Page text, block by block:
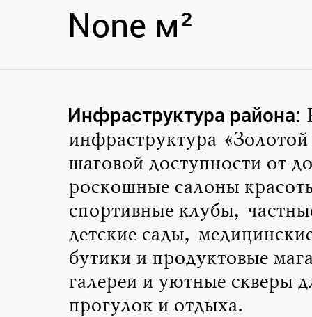
None м²
Инфраструктура района:
инфраструктура
шаговой доступности от
роскошные салоны
спортивные клубы,
детские сады,
бутики и продуктовые
галереи и уютные скверы
прогулок и отдыха.